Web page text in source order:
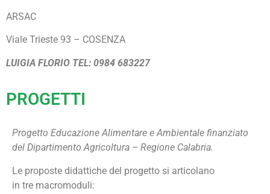
ARSAC
Viale Trieste 93 – COSENZA
LUIGIA FLORIO TEL: 0984 683227
PROGETTI
Progetto Educazione Alimentare e Ambientale finanziato
del Dipartimento Agricoltura – Regione Calabria.
Le proposte didattiche del progetto si articolano
in tre macromoduli: